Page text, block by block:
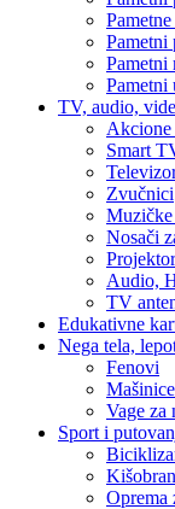
Pametni
Pametni
Pametni
TV, audio,
Akcione
Smart
Zvučnici
Nosači
Audio,
TV
Edukativne
Nega tela,
Fenovi
Vage za
Sport i
Oprema